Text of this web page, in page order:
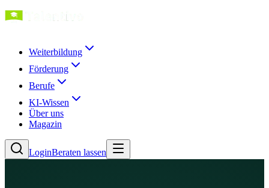
Weiterbildung
Förderung
Berufe
KI-Wissen
Über uns
Magazin
LoginBeraten lassen